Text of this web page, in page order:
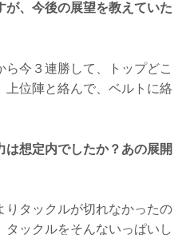
、今後の展望を教えていた
今３連勝して、トップどこ
上位陣と絡んで、ベルトに絡
想定内でしたか？あの展開
タックルが切れなかったの
タックルをそんないっぱいし